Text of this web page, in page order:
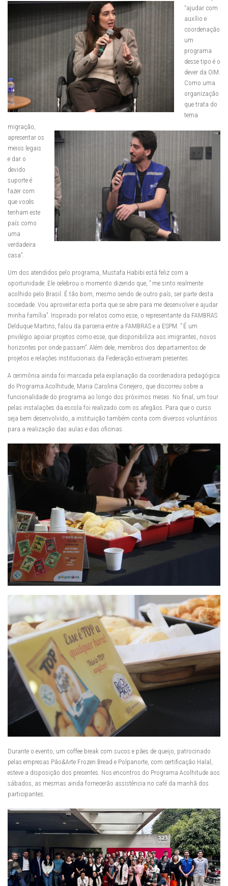
“ajudar com
auxílio e
coordenação
um
programa
desse tipo é o
dever da OIM.
Como uma
organização
que trata do
tema
migração,
apresentar os
meios legais
e dar o
devido
suporte é
fazer com
que vocês
tenham este
país como
uma
verdadeira
casa”.
Um dos atendidos pelo programa, Mustafa Habibi está feliz com a
oportunidade. Ele celebrou o momento dizendo que, ” me sinto realmente
acolhido pelo Brasil. É tão bom, mesmo sendo de outro país, ser parte desta
sociedade. Vou aproveitar esta porta que se abre para me desenvolver e ajudar
minha família”. Inspirado por relatos como esse, o representante da FAMBRAS
Delduque Martins, falou da parceria entre a FAMBRAS e a ESPM. ” É um
privilégio apoiar projetos como esse, que disponibiliza aos imigrantes, novos
horizontes por onde passam”. Além dele, membros dos departamentos de
projetos e relações institucionais da Federação estiveram presentes.
A cerimônia ainda foi marcada pela explanação da coordenadora pedagógica
do Programa Acolhitude, Maria Carolina Conejero, que discorreu sobre a
funcionalidade do programa ao longo dos próximos meses. No final, um tour
pelas instalações da escola foi realizado com os afegãos. Para que o curso
seja bem desenvolvido, a instituição também conta com diversos voluntários
para a realização das aulas e das oficinas.
Durante o evento, um coffee break com sucos e pães de queijo, patrocinado
pelas empresas Pão&Arte Frozen Bread e Polpanorte, com certificação Halal,
esteve a disposição dos presentes. Nos encontros do Programa Acolhitude aos
sábados, as mesmas ainda fornecerão assistência no café da manhã dos
participantes.